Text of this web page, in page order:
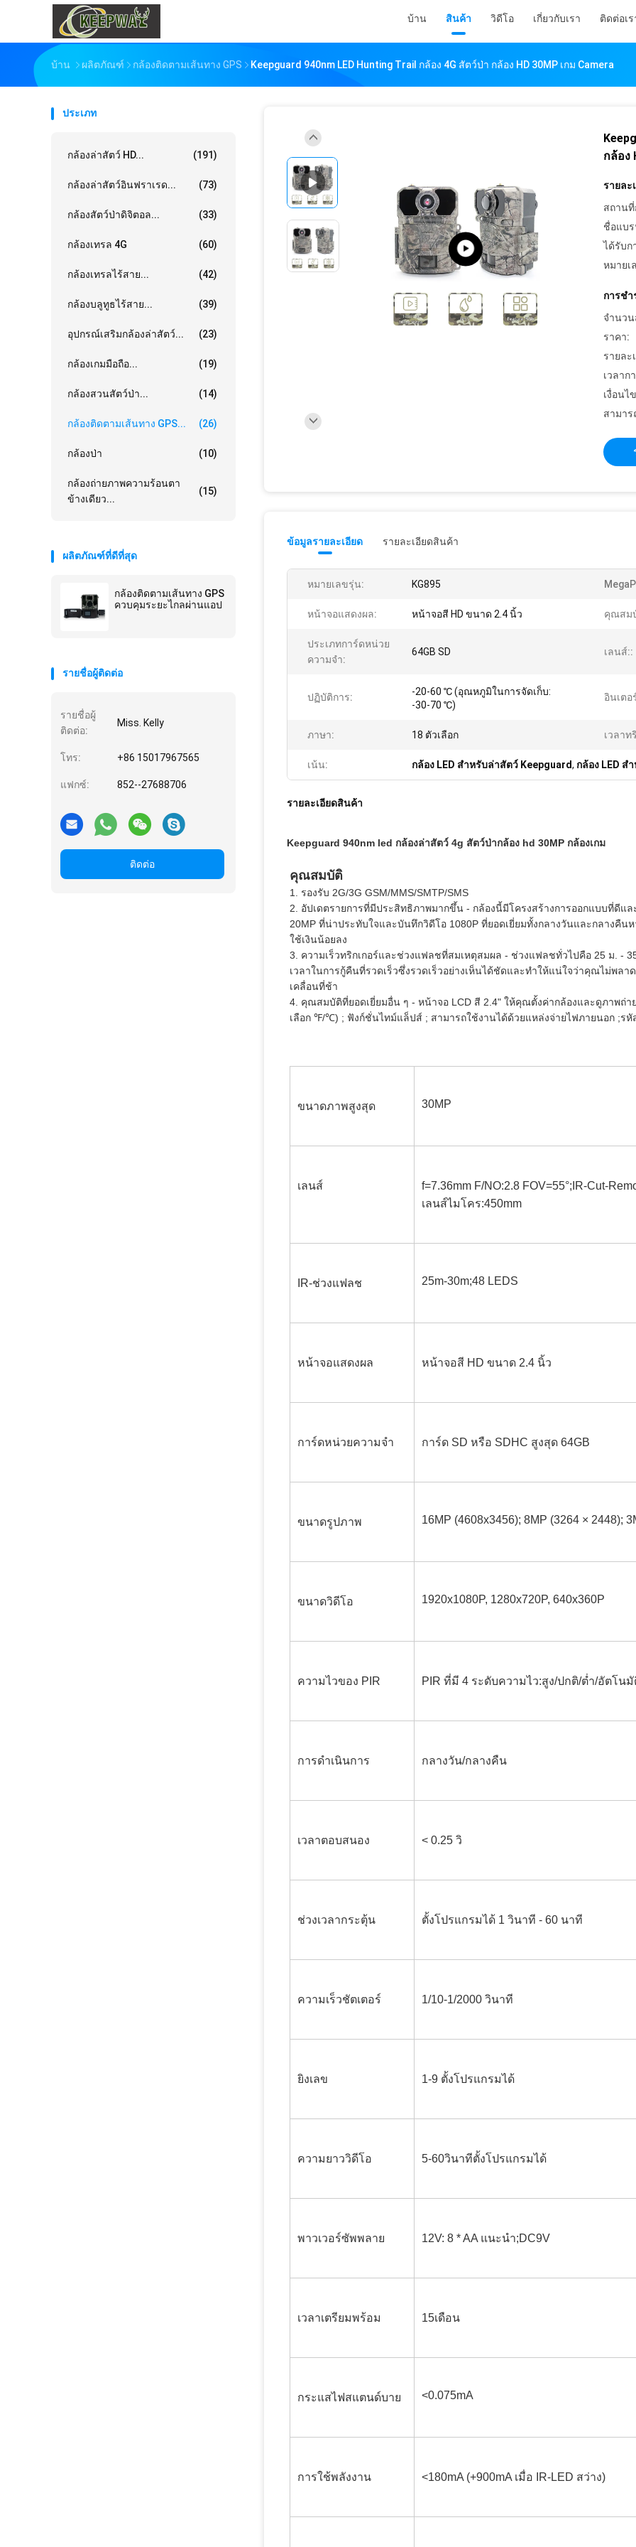
บ้าน สินค้า วิดีโอ เกี่ยวกับเรา ติดต่อเร
บ้าน ผลิตภัณฑ์ กล้องติดตามเส้นทาง GPS Keepguard 940nm LED Hunting Trail กล้อง 4G สัตว์ป่า กล้อง HD 30MP เกม Camera
ประเภท
กล้องล่าสัตว์ HD... (191)
กล้องล่าสัตว์อินฟราเรด... (73)
กล้องสัตว์ป่าดิจิตอล... (33)
กล้องเทรล 4G (60)
กล้องเทรลไร้สาย... (42)
กล้องบลูทูธไร้สาย... (39)
อุปกรณ์เสริมกล้องล่าสัตว์... (23)
กล้องเกมมือถือ... (19)
กล้องสวนสัตว์ป่า... (14)
กล้องติดตามเส้นทาง GPS... (26)
กล้องป่า (10)
กล้องถ่ายภาพความร้อนตา
ข้างเดียว...
(15)
ผลิตภัณฑ์ที่ดีที่สุด
กล้องติดตามเส้นทาง GPS
ควบคุมระยะไกลผ่านแอป
รายชื่อผู้ติดต่อ
รายชื่อผู้
ติดต่อ:
Miss. Kelly
โทร: +86 15017967565
แฟกซ์: 852--27688706
ติดต่อ
กล้อง
รายละ
สถานที่
ชื่อแบ
ได้รับก
หมายเ
การชำ
จำนว
ราคา:
รายละ
เวลาก
เงื่อนไ
สามาร
ข้อมูลรายละเอียด รายละเอียดสินค้า
หมายเลขรุ่น: KG895
หน้าจอแสดงผล: หน้าจอสี HD ขนาด 2.4 นิ้ว คุณสม
ประเภทการ์ดหน่วย
ความจำ:
64GB SD เลนส์::
ปฏิบัติการ:
-20-60 ℃ (อุณหภูมิในการจัดเก็บ:
-30-70 ℃)
อินเตอ
ภาษา: 18 ตัวเลือก เวลาท
เน้น: กล้อง LED สำหรับล่าสัตว์ Keepguard, กล้อง LED ส
รายละเอียดสินค้า
Keepguard 940nm led กล้องล่าสัตว์ 4g สัตว์ป่ากล้อง hd 30MP กล้องเกม
คุณสมบัติ
1. รองรับ 2G/3G GSM/MMS/SMTP/SMS
2. อัปเดตรายการที่มีประสิทธิภาพมากขึ้น - กล้องนี้มีโครงสร้างการออกแบบที่ดีแ
20MP ที่น่าประทับใจและบันทึกวิดีโอ 1080P ที่ยอดเยี่ยมทั้งกลางวันและกลางคื
ใช้เงินน้อยลง
3. ความเร็วทริกเกอร์และช่วงแฟลชที่สมเหตุสมผล - ช่วงแฟลชทั่วไปคือ 25 ม. -
เวลาในการกู้คืนที่รวดเร็วซึ่งรวดเร็วอย่างเห็นได้ชัดและทำให้แน่ใจว่าคุณไม่พล
เคลื่อนที่ช้า
4. คุณสมบัติที่ยอดเยี่ยมอื่น ๆ - หน้าจอ LCD สี 2.4" ให้คุณตั้งค่ากล้องและดูภาพถ่
เลือก ℉/℃) ; ฟังก์ชั่นไทม์แล็ปส์ ; สามารถใช้งานได้ด้วยแหล่งจ่ายไฟภายนอก ;ร
ขนาดภาพสูงสุด 30MP
เลนส์
f=7.36mm F/NO:2.8 FOV=55°;IR-Cut-
เลนส์ไมโคร:450mm
IR-ช่วงแฟลช 25m-30m;48 LEDS
หน้าจอแสดงผล หน้าจอสี HD ขนาด 2.4 นิ้ว
การ์ดหน่วยความจำ การ์ด SD หรือ SDHC สูงสุด 64GB
ขนาดรูปภาพ 16MP (4608x3456); 8MP (3264 × 2448);
ขนาดวิดีโอ 1920x1080P, 1280x720P, 640x360P
ความไวของ PIR PIR ที่มี 4 ระดับความไว:สูง/ปกติ/ต่ำ/อัตโน
การดำเนินการ กลางวัน/กลางคืน
เวลาตอบสนอง < 0.25 วิ
ช่วงเวลากระตุ้น ตั้งโปรแกรมได้ 1 วินาที - 60 นาที
ความเร็วชัตเตอร์ 1/10-1/2000 วินาที
ยิงเลข 1-9 ตั้งโปรแกรมได้
ความยาววิดีโอ 5-60วินาทีตั้งโปรแกรมได้
พาวเวอร์ซัพพลาย 12V: 8 * AA แนะนำ;DC9V
เวลาเตรียมพร้อม 15เดือน
กระแสไฟสแตนด์บาย <0.075mA
การใช้พลังงาน <180mA (+900mA เมื่อ IR-LED สว่าง)